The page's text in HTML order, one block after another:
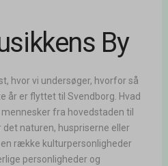
By
hvor vi undersøger, hvorfor så
år er flyttet til Svendborg. Hvad
fra hovedstaden til
naturen, huspriserne eller
række kulturpersonligheder
personligheder og